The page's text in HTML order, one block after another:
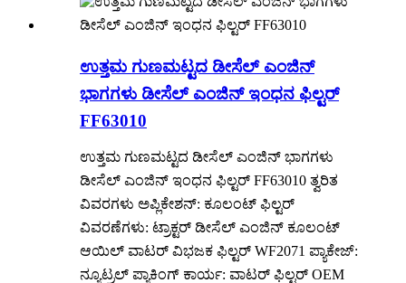
ಉತ್ತಮ ಗುಣಮಟ್ಟದ ಡೀಸೆಲ್ ಎಂಜಿನ್
ಭಾಗಗಳು ಡೀಸೆಲ್ ಎಂಜಿನ್ ಇಂಧನ ಫಿಲ್ಟರ್
FF63010
ಉತ್ತಮ ಗುಣಮಟ್ಟದ ಡೀಸೆಲ್ ಎಂಜಿನ್ ಭಾಗಗಳು
ಡೀಸೆಲ್ ಎಂಜಿನ್ ಇಂಧನ ಫಿಲ್ಟರ್ FF63010 ತ್ವರಿತ
ವಿವರಗಳು ಅಪ್ಲಿಕೇಶನ್: ಕೂಲಂಟ್ ಫಿಲ್ಟರ್
ವಿವರಣೆಗಳು: ಟ್ರಾಕ್ಟರ್ ಡೀಸೆಲ್ ಎಂಜಿನ್ ಕೂಲಂಟ್
ಆಯಿಲ್ ವಾಟರ್ ವಿಭಜಕ ಫಿಲ್ಟರ್ WF2071 ಪ್ಯಾಕೇಜ್:
ನ್ಯೂಟ್ರಲ್ ಪ್ಯಾಕಿಂಗ್ ಕಾರ್ಯ: ವಾಟರ್ ಫಿಲ್ಟರ್ OEM